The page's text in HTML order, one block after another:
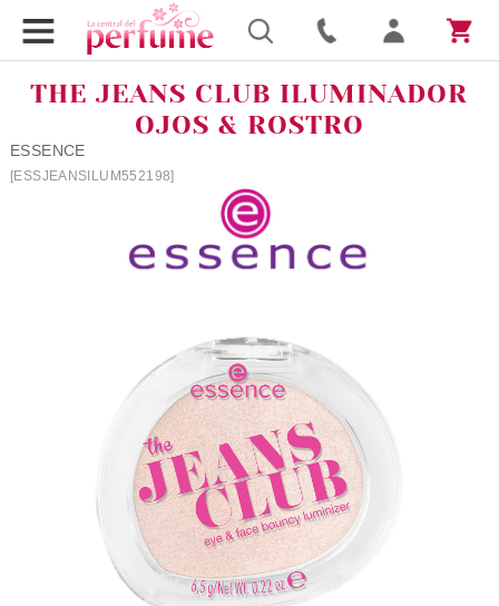
THE JEANS CLUB ILUMINADOR
OJOS & ROSTRO
ESSENCE
[ESSJEANSILUM552198]